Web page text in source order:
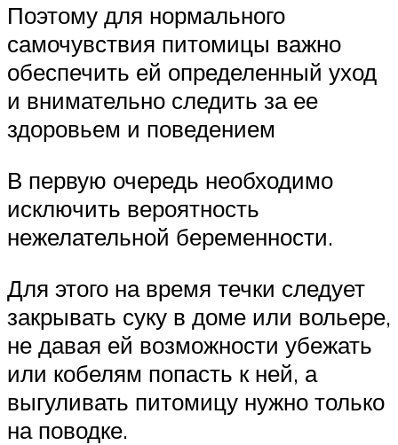
Поэтому для нормального
самочувствия питомицы важно
обеспечить ей определенный уход
и внимательно следить за ее
здоровьем и поведением
В первую очередь необходимо
исключить вероятность
нежелательной беременности.
Для этого на время течки следует
закрывать суку в доме или вольере,
не давая ей возможности убежать
или кобелям попасть к ней, а
выгуливать питомицу нужно только
на поводке.